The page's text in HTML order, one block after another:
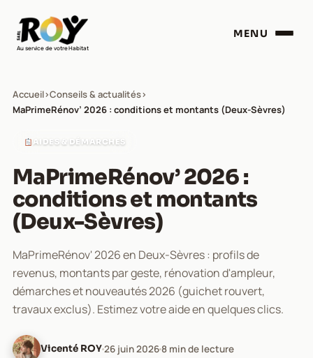
Au service de votre Habitat
MENU
Accueil›Conseils & actualités›
MaPrimeRénov’ 2026 : conditions et montants (Deux-Sèvres)
AIDES & DÉMARCHES
MaPrimeRénov’ 2026 :
conditions et montants
(Deux-Sèvres)
MaPrimeRénov' 2026 en Deux-Sèvres : profils de
revenus, montants par geste, rénovation d'ampleur,
démarches et nouveautés 2026 (guichet rouvert,
travaux exclus). Estimez votre aide en quelques clics.
Vicenté ROY26 juin 20268 min de lecture